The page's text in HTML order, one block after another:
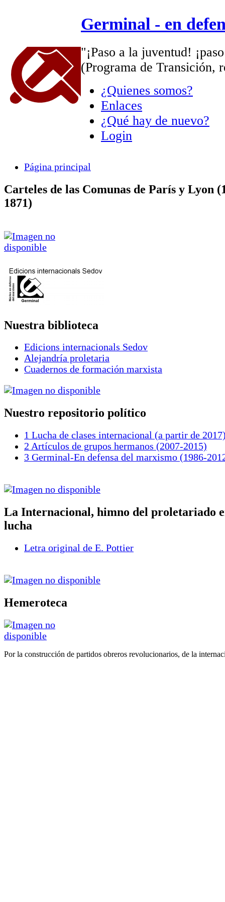
Germinal - en
"¡Paso a la juventud!
(Programa de Transición,
¿Quienes somos?
Enlaces
¿Qué hay de nuevo?
Login
Página principal
Carteles de las Comunas de París y Lyon
1871)
Nuestra biblioteca
Edicions internacionals Sedov
Alejandría proletaria
Cuadernos de formación marxista
Nuestro repositorio político
1 Lucha de clases internacional (a partir de
2 Artículos de grupos hermanos (2007-2015)
3 Germinal-En defensa del marxismo (1986-
La Internacional, himno del proletariado
lucha
Letra original de E. Pottier
Hemeroteca
Por la construcción de partidos obreros revolucionarios, de la